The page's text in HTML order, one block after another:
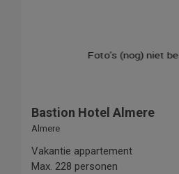
Bastion Hotel Almere
Almere
Vakantie appartement
Max. 228 personen